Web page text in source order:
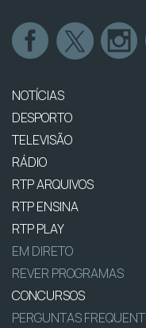
NOTÍCIAS
DESPORTO
TELEVISÃO
RÁDIO
RTP ARQUIVOS
RTP ENSINA
RTP PLAY
EM DIRETO
REVER PROGRAMAS
CONCURSOS
PERGUNTAS